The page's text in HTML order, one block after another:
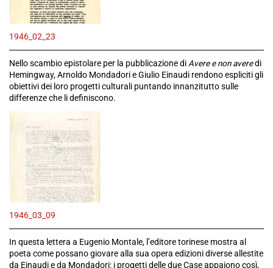
1946_02_23
Nello scambio epistolare per la pubblicazione di Avere e non averedi
Hemingway, Arnoldo Mondadori e Giulio Einaudi rendono espliciti gli
obiettivi dei loro progetti culturali puntando innanzitutto sulle
differenze che li definiscono.
1946_03_09
In questa lettera a Eugenio Montale, l’editore torinese mostra al
poeta come possano giovare alla sua opera edizioni diverse allestite
da Einaudi e da Mondadori: i progetti delle due Case appaiono così,